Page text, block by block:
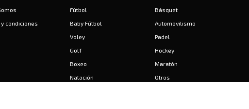
condiciones
Fútbol
Básquet
Baby Fútbol
Automovilismo
Voley
Padel
Golf
Hockey
Boxeo
Maratón
Natación
Otros